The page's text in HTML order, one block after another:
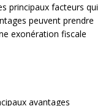
principaux facteurs qui
peuvent prendre
exonération fiscale
avantages